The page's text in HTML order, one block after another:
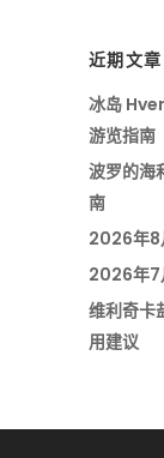
近期文章
冰岛
游览指南
波罗的海
南
2026年8
2026年7
维利奇卡
用建议